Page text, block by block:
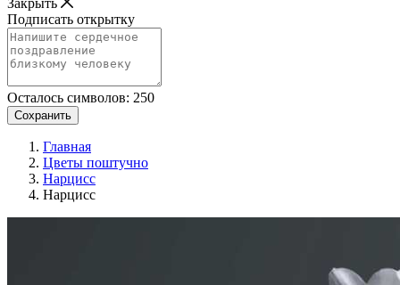
Закрыть
Подписать открытку
Осталось символов: 250
Сохранить
Главная
Цветы поштучно
Нарцисс
Нарцисс